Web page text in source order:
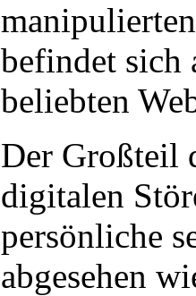
befindet sich
beliebten
Der Großteil
digitalen
persönliche
abgesehen